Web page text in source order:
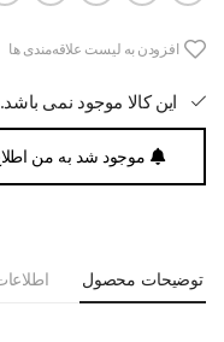
افزودن به لیست علاقه‌مندی ها
این کالا موجود نمی باشد.
موجود شد به من
توضیحات محصول